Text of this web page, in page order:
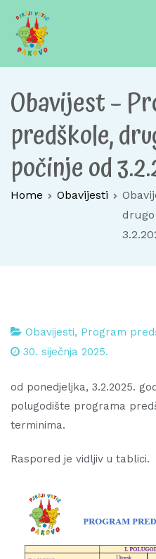
content
Dječji vrtić Đakovo
Za sretno djetinjstvo
Obavijest –
predškole,
počinje od
Home Obavijesti
Obavijesti, Program
30. siječnja 2025.
od ponedjeljka, 3.2.2025.
polugodište programa
terminima.
Raspored je vidljiv u tablici.